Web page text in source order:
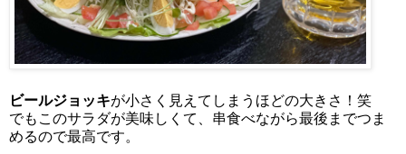
ビールジョッキが小さく見えてしまうほどの大きさ！笑
でもこのサラダが美味しくて、串食べながら最後までつま
めるので最高です。